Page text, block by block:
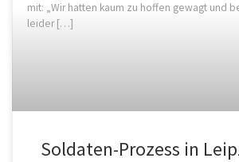
mit: „Wir hatten kaum zu hoffen gewagt und
leider […]
Soldaten-Prozess in